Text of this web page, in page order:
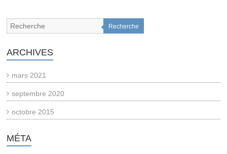
Recherche
ARCHIVES
mars 2021
septembre 2020
octobre 2015
MÉTA